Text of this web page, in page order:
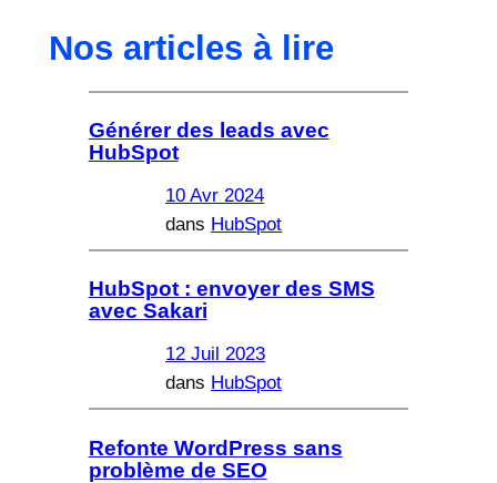
Nos articles à lire
Générer des leads avec
HubSpot
10 Avr 2024
dans HubSpot
HubSpot : envoyer des SMS
avec Sakari
12 Juil 2023
dans HubSpot
Refonte WordPress sans
problème de SEO